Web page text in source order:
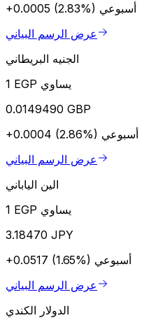
+0.0005 (2.83%) أسبوعي
عرض الرسم البياني
الجنيه البريطاني
1 EGP يساوي
0.0149490 GBP
+0.0004 (2.86%) أسبوعي
عرض الرسم البياني
الين الياباني
1 EGP يساوي
3.18470 JPY
+0.0517 (1.65%) أسبوعي
عرض الرسم البياني
الدولار الكندي